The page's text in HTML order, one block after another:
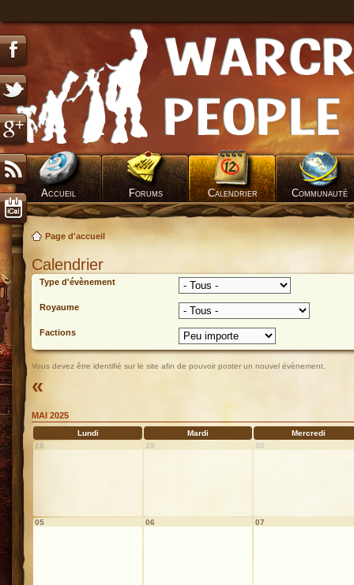
Accueil Forums Calendrier Communauté
Page d'accueil
Calendrier
Type d'évènement
Royaume
Factions
Vous devez être identifié sur le site afin de pouvoir poster un nouvel évènement.
«
MAI 2025
Lundi Mardi
Mercredi
28
29 30
05 06 07